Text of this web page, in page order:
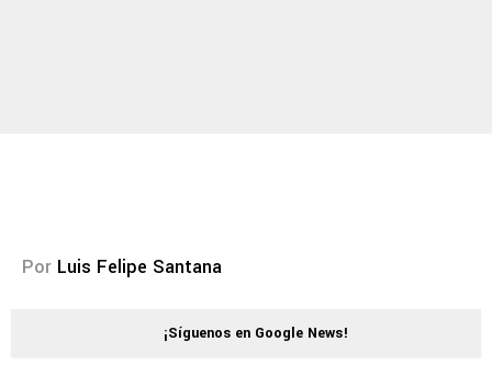
Por Luis Felipe Santana
¡Síguenos en Google News!